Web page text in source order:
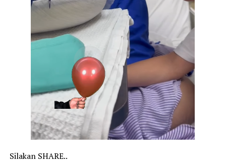
Silakan SHARE..